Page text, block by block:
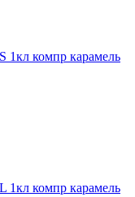
1кл компр карамель
1кл компр карамель